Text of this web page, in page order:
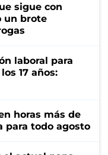
sigue con
un brote
laboral para
17 años:
horas más de
para todo agosto